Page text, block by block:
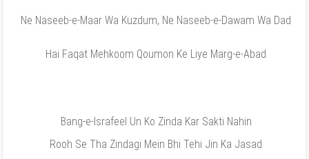
Ne Naseeb-e-Maar Wa Kuzdum, Ne Naseeb-e-Dawam Wa Dad
Hai Faqat Mehkoom Qoumon Ke Liye Marg-e-Abad
Bang-e-Israfeel Un Ko Zinda Kar Sakti Nahin
Rooh Se Tha Zindagi Mein Bhi Tehi Jin Ka Jasad